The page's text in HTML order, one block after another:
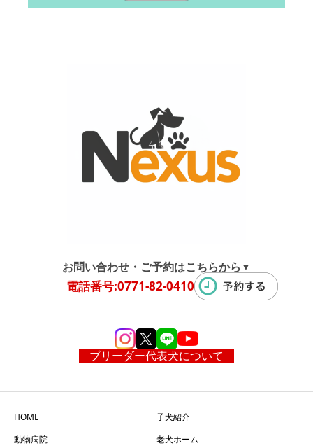
お問い合わせ・ご予約はこちらから ▼
電話番号:0771-82-0410
ブリーダー代表犬について
HOME
子犬紹介
動物病院
老犬ホーム